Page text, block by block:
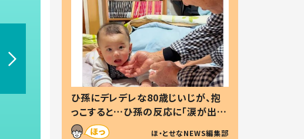
ひ孫にデレデレな80歳じいじが、抱
っこすると…ひ孫の反応に「涙が出ま
した」「可愛くて仕方ない」
ほ・とせなNEWS編集部